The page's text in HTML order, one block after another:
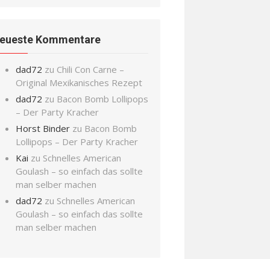
Kommentare
dad72 zu Chili Con Carne –
Original Mexikanisches Rezept
dad72 zu Bacon Bomb Lollipops
– Der Party Kracher
Horst Binder zu Bacon Bomb
Lollipops – Der Party Kracher
Kai zu Schnelles American
Goulash – so einfach das sollte
man selber machen
dad72 zu Schnelles American
Goulash – so einfach das sollte
man selber machen